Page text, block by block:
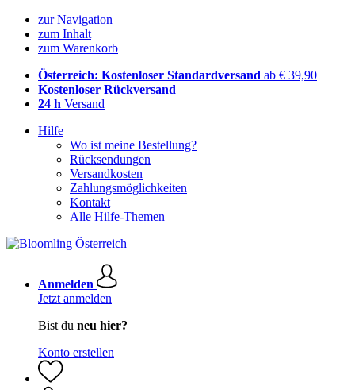
zur Navigation
zum Inhalt
zum Warenkorb
Österreich: Kostenloser Standardversand ab € 39,90
Kostenloser Rückversand
24 h Versand
Hilfe
Wo ist meine Bestellung?
Rücksendungen
Versandkosten
Zahlungsmöglichkeiten
Kontakt
Alle Hilfe-Themen
Anmelden
Jetzt anmelden
Bist du neu hier?
Konto erstellen